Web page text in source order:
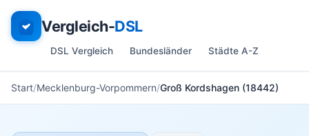
Vergleich-DSL
DSL Vergleich Bundesländer Städte A-Z
Start Mecklenburg-Vorpommern Groß Kordshagen (18442)